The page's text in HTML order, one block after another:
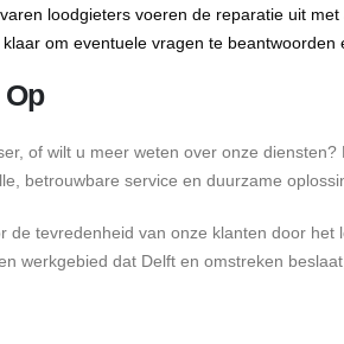
loodgieters voeren de reparatie uit
om eventuele vragen te
of wilt u meer weten over onze
betrouwbare service en duurzame
de tevredenheid van onze klanten door
werkgebied dat Delft en omstreken